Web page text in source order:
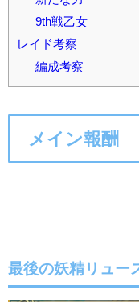
9th戦乙女
レイド考察
編成考察
メイン報酬
最後の妖精リュー